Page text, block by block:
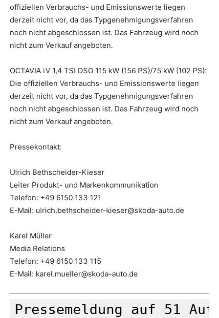
offiziellen Verbrauchs- und Emissionswerte liegen
derzeit nicht vor, da das Typgenehmigungsverfahren
noch nicht abgeschlossen ist. Das Fahrzeug wird noch
nicht zum Verkauf angeboten.
OCTAVIA iV 1,4 TSI DSG 115 kW (156 PS)/75 kW (102 PS):
Die offiziellen Verbrauchs- und Emissionswerte liegen
derzeit nicht vor, da das Typgenehmigungsverfahren
noch nicht abgeschlossen ist. Das Fahrzeug wird noch
nicht zum Verkauf angeboten.
Pressekontakt:
Ulrich Bethscheider-Kieser
Leiter Produkt- und Markenkommunikation
Telefon: +49 6150 133 121
E-Mail: ulrich.bethscheider-kieser@skoda-auto.de
Karel Müller
Media Relations
Telefon: +49 6150 133 115
E-Mail: karel.mueller@skoda-auto.de
Pressemeldung auf 51